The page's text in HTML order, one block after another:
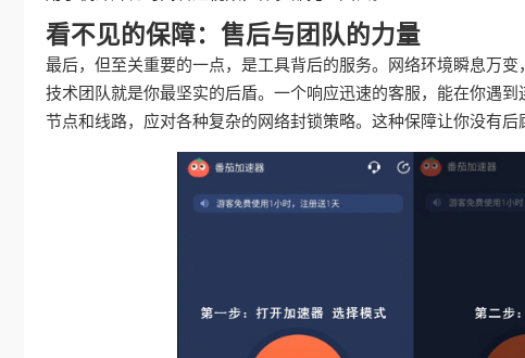
看不见的保障：售后与团队的力量
最后，但至关重要的一点，是工具背后的服务。网络环境瞬息万
技术团队就是你最坚实的后盾。一个响应迅速的客服，能在你遇
节点和线路，应对各种复杂的网络封锁策略。这种保障让你没有